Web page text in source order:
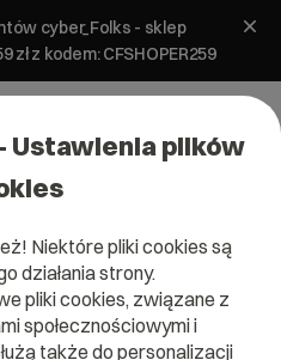
cyber_Folks - sklep
z kodem: CFSHOPER259
od 0 zł!
Ustawienia plików
Niektóre pliki cookies są
działania strony.
pliki cookies, związane z
społecznościowymi i
także do personalizacji